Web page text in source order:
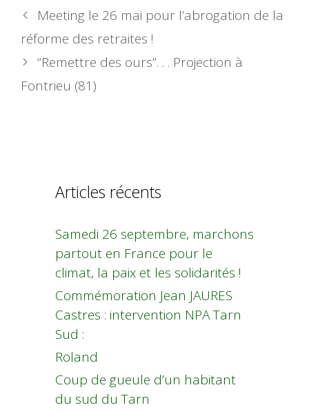
Meeting le 26 mai pour l’abrogation de la
réforme des retraites !
“Remettre des ours”. . . Projection à
Fontrieu (81)
Articles récents
Samedi 26 septembre, marchons
partout en France pour le
climat, la paix et les solidarités !
Commémoration Jean JAURES
Castres : intervention NPA Tarn
Sud :
Roland
Coup de gueule d’un habitant
du sud du Tarn